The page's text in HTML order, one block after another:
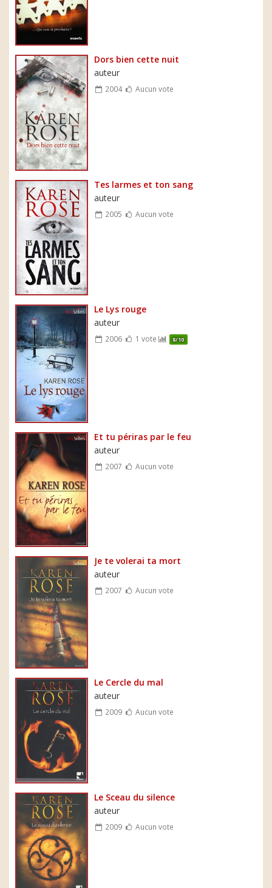
Dors bien cette nuit
auteur
2004 Aucun vote
Tes larmes et ton sang
auteur
2005 Aucun vote
Le Lys rouge
auteur
2006 1 vote 8/10
Et tu périras par le feu
auteur
2007 Aucun vote
Je te volerai ta mort
auteur
2007 Aucun vote
Le Cercle du mal
auteur
2009 Aucun vote
Le Sceau du silence
auteur
2009 Aucun vote